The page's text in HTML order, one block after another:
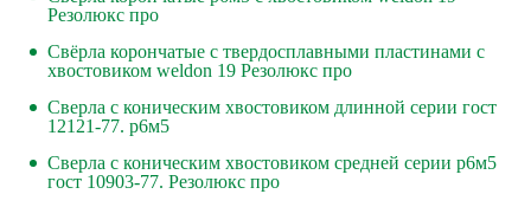
Резолюкс про
Свёрла корончатые с твердосплавными пластинами с
хвостовиком weldon 19 Резолюкс про
Сверла с коническим хвостовиком длинной серии гост
12121-77. р6м5
Сверла с коническим хвостовиком средней серии р6м5
гост 10903-77. Резолюкс про